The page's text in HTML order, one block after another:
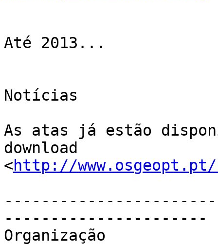
Até 2013...
Notícias
As atas já estão
download
<http://
----------------------
Organização